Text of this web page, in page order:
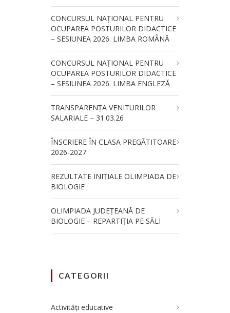
CONCURSUL NAŢIONAL PENTRU
OCUPAREA POSTURILOR DIDACTICE
– SESIUNEA 2026. LIMBA ROMÂNĂ
CONCURSUL NAŢIONAL PENTRU
OCUPAREA POSTURILOR DIDACTICE
– SESIUNEA 2026. LIMBA ENGLEZĂ
TRANSPARENȚA VENITURILOR
SALARIALE – 31.03.26
ÎNSCRIERE ÎN CLASA PREGĂTITOARE
2026-2027
REZULTATE INIȚIALE OLIMPIADA DE
BIOLOGIE
OLIMPIADA JUDEȚEANĂ DE
BIOLOGIE – REPARTIȚIA PE SĂLI
CATEGORII
Activități educative